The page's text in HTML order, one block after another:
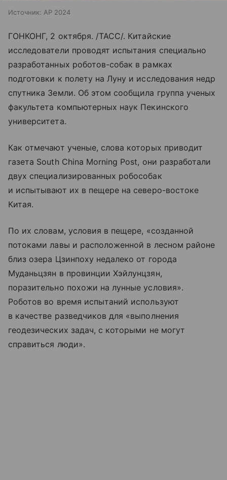
Источник: AP 2024
ГОНКОНГ, 2 октября. /ТАСС/. Китайские
исследователи проводят испытания специально
разработанных роботов-собак в рамках
подготовки к полету на Луну и исследования недр
спутника Земли. Об этом сообщила группа ученых
факультета компьютерных наук Пекинского
университета.
Как отмечают ученые, слова которых приводит
газета South China Morning Post, они разработали
двух специализированных робособак
и испытывают их в пещере на северо-востоке
Китая.
По их словам, условия в пещере, «созданной
потоками лавы и расположенной в лесном районе
близ озера Цзинпоху недалеко от города
Муданьцзян в провинции Хэйлунцзян,
поразительно похожи на лунные условия».
Роботов во время испытаний используют
в качестве разведчиков для «выполнения
геодезических задач, с которыми не могут
справиться люди».